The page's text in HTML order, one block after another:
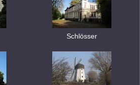
Schlösser